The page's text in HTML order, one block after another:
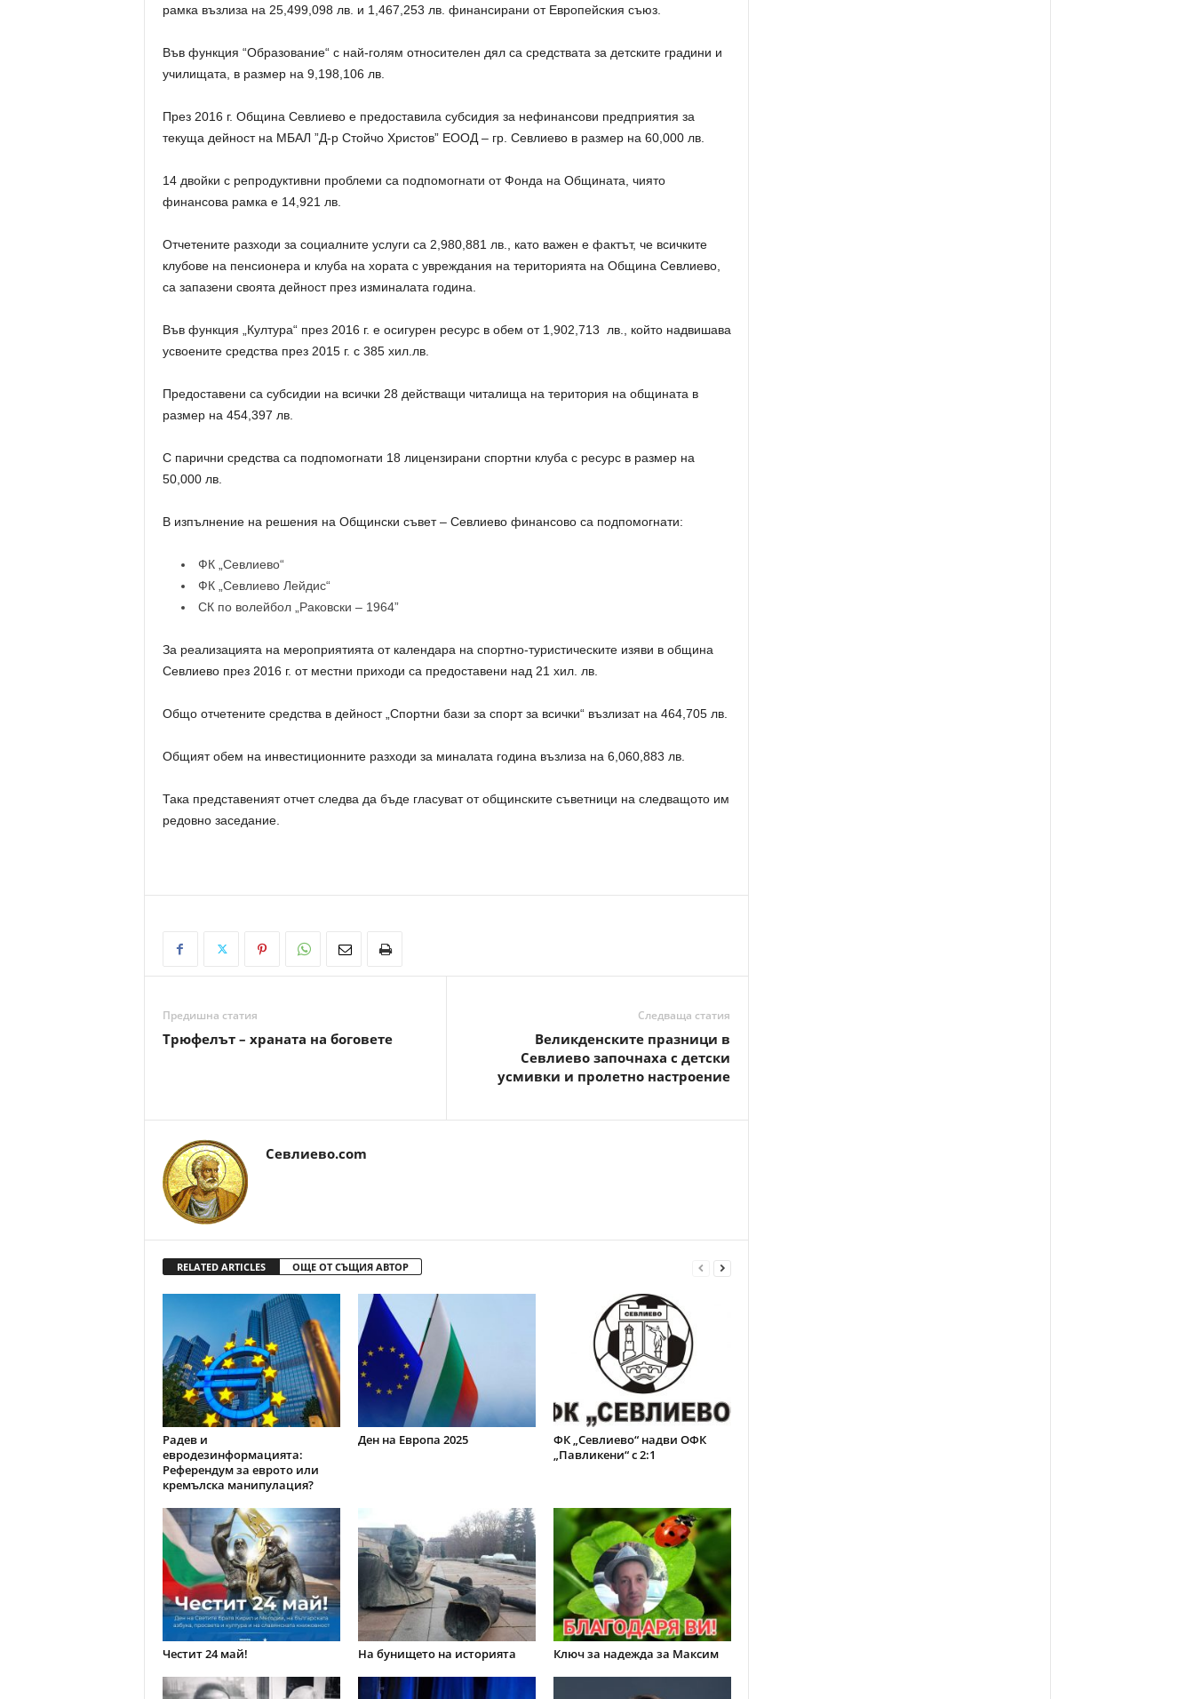
рамка възлиза на 25,499,098 лв. и 1,467,253 лв. финансирани от Европейския съюз.
Във функция “Образование“ с най-голям относителен дял са средствата за детските градини и
училищата, в размер на 9,198,106 лв.
През 2016 г. Община Севлиево е предоставила субсидия за нефинансови предприятия за
текуща дейност на МБАЛ ”Д-р Стойчо Христов” ЕООД – гр. Севлиево в размер на 60,000 лв.
14 двойки с репродуктивни проблеми са подпомогнати от Фонда на Общината, чиято
финансова рамка е 14,921 лв.
Отчетените разходи за социалните услуги са 2,980,881 лв., като важен е фактът, че всичките
клубове на пенсионера и клуба на хората с увреждания на територията на Община Севлиево,
са запазени своята дейност през изминалата година.
Във функция „Култура“ през 2016 г. е осигурен ресурс в обем от 1,902,713 лв., който надвишава
усвоените средства през 2015 г. с 385 хил.лв.
Предоставени са субсидии на всички 28 действащи читалища на територия на общината в
размер на 454,397 лв.
С парични средства са подпомогнати 18 лицензирани спортни клуба с ресурс в размер на
50,000 лв.
В изпълнение на решения на Общински съвет – Севлиево финансово са подпомогнати:
ФК „Севлиево“
ФК „Севлиево Лейдис“
СК по волейбол „Раковски – 1964”
За реализацията на мероприятията от календара на спортно-туристическите изяви в община
Севлиево през 2016 г. от местни приходи са предоставени над 21 хил. лв.
Общо отчетените средства в дейност „Спортни бази за спорт за всички“ възлизат на 464,705 лв.
Общият обем на инвестиционните разходи за миналата година възлиза на 6,060,883 лв.
Така представеният отчет следва да бъде гласуват от общинските съветници на следващото им
редовно заседание.
Предишна статия
Трюфелът – храната на боговете
Следваща статия
Великденските празници в
Севлиево започнаха с детски
усмивки и пролетно настроение
Севлиево.com
RELATED ARTICLES ОЩЕ ОТ СЪЩИЯ АВТОР
Радев и
евродезинформацията:
Референдум за еврото или
кремълска манипулация?
Ден на Европа 2025
ФК „Севлиево“ надви ОФК
„Павликени“ с 2:1
Честит 24 май! На бунището на историята Ключ за надежда за Максим